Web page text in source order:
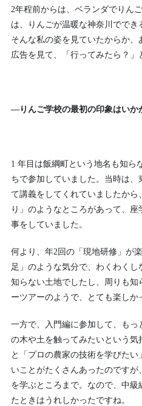
2年程前からは、ベランダでりん
は、りんごが温暖な神奈川ででき
そんな私の姿を見ていたからか
広告を見て、「行ってみたら？」
—りんご学校の最初の印象はいか
1 年目は飯綱町という地名も知ら
ちで参加していました。当時は
て講義をしてくれていましたか
り」のようなところがあって、
事をしていました。
何より、年2回の「現地研修」が
足」のような気分で、わくわくし
知らない土地でしたし、周りも知
ーツアーのようで、とても楽しか
一方で、入門編に参加して、も
の木や土を触ってみたいという
と「プロの農家の技術を学びた
いことがたくさんあったのですが
を学ぶところまで。なので、中
たときはうれしかったですね。